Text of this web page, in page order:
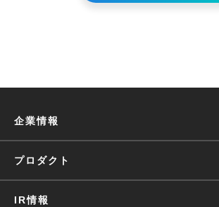
企業情報
ミッション
プロダクト
Wantedly Visit
IR情報